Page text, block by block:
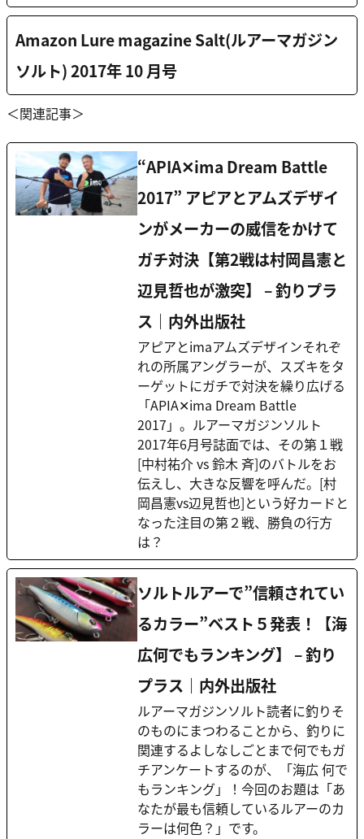
Amazon Lure magazine Salt(ルアーマガジン
ソルト) 2017年 10 月号
＜関連記事＞
“APIA✕ima Dream Battle
2017” アピアとアムズデザイ
ンがメーカーの威信をかけて
ガチ対決【第2戦は村岡昌憲と
辺見哲也が激突】 – 釣りプラ
ス｜内外出版社
アピアとimaアムズデザインそれぞ
れの所属アングラーが、スズキをタ
ーゲットにガチで対決を繰り広げる
「APIA✕ima Dream Battle
2017」。ルアーマガジンソルト
2017年6月号誌面では、その第１戦
[中村祐介 vs 鈴木 斉]のバトルをお
伝えし、大きな反響を呼んだ。[村
岡昌憲vs辺見哲也]という好カードと
なった注目の第２戦、勝負の行方
は？
ソルトルアーで”信頼されてい
るカラー”ベスト５発表！【海
広何でもランキング】 – 釣り
プラス｜内外出版社
ルアーマガジンソルト読者に釣りそ
のものにまつわることから、釣りに
関連するよしなしごとまで何でもガ
チアンケートするのが、「海広 何で
もランキング」！今回のお題は「あ
なたが最も信頼しているルアーのカ
ラーは何色？」です。